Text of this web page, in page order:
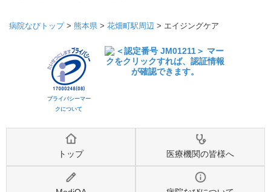
病院なびトップ> 熊本県 > 花畑町駅周辺 > エイジングケア
プライバシーマー
クについて
トップ 医療機関の皆様へ